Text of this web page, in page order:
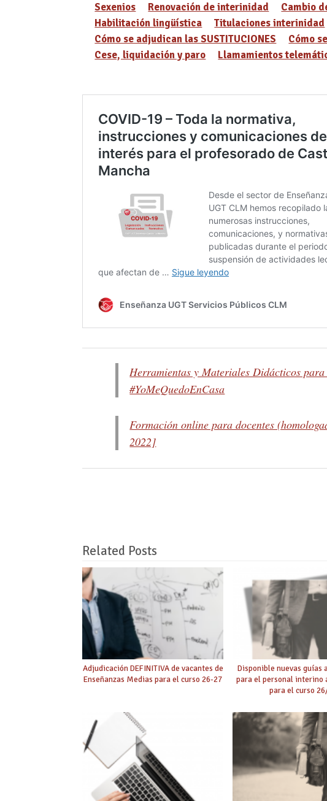
Sexenios
Renovación de interinidad
Cambio
Habilitación lingüística
Titulaciones interinidad
Cómo se adjudican las SUSTITUCIONES
Cómo
Cese, liquidación y paro
Llamamientos
Herramientas y Materiales Didácticos
#YoMeQuedoEnCasa
Formación online para docentes
2022]
Related Posts
Adjudicación DEFINITIVA de vacantes de
Enseñanzas Medias para el curso 26-27
Disponible nuevas guías
para el personal interino
para el curso